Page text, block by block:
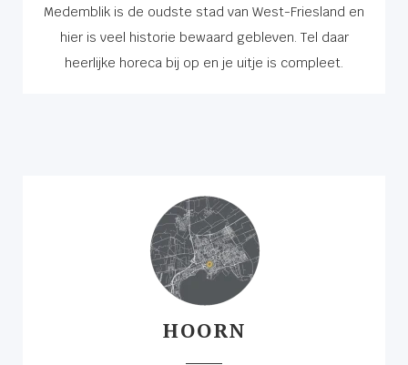
Medemblik is de oudste stad van West-Friesland en
hier is veel historie bewaard gebleven. Tel daar
heerlijke horeca bij op en je uitje is compleet.
HOORN